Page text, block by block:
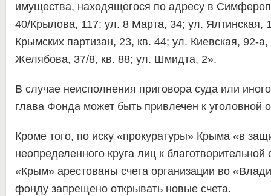
имущества, находящегося по адресу в
40/Крылова, 117; ул. 8 Марта, 34; ул. Ялтинская,
Крымских партизан, 23, кв. 44; ул. Киевская, 92-а,
Желябова, 37/8, кв. 88; ул. Шмидта, 2».
В случае неисполнения приговора суда или
глава Фонда может быть привлечен к уголовной
Кроме того, по иску «прокуратуры» Крыма «в
неопределенного круга лиц к
«Крым» арестованы счета организации во
фонду запрещено открывать новые счета.